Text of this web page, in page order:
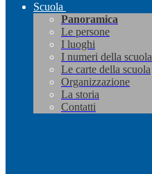
Scuola
Panoramica
Le persone
I luoghi
I numeri della scuola
Le carte della scuola
Organizzazione
La storia
Contatti